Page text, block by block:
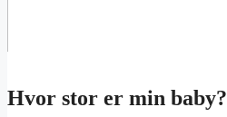
Hvor stor er min baby?